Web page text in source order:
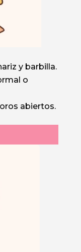
y barbilla.
o
abiertos.